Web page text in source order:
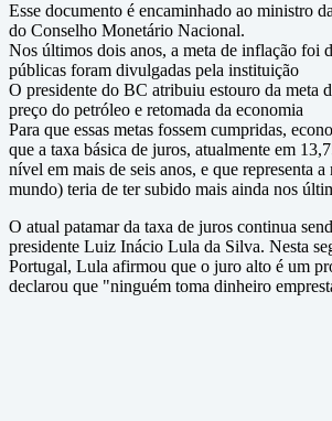
Esse documento é encaminhado ao ministro
do Conselho Monetário Nacional.
Nos últimos dois anos, a meta de inflação foi
públicas foram divulgadas pela instituição
O presidente do BC atribuiu estouro da meta
preço do petróleo e retomada da economia
Para que essas metas fossem cumpridas,
que a taxa básica de juros, atualmente em
nível em mais de seis anos, e que representa
mundo) teria de ter subido mais ainda nos
O atual patamar da taxa de juros continua
presidente Luiz Inácio Lula da Silva. Nesta
Portugal, Lula afirmou que o juro alto é um
declarou que "ninguém toma dinheiro